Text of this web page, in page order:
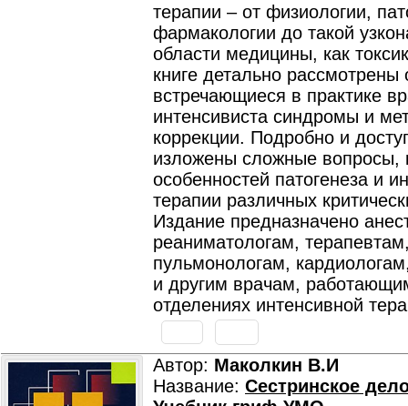
терапии – от физиологии,
фармакологии до такой
области медицины, как
книге детально рассмотрены
встречающиеся в практике
интенсивиста синдромы и
коррекции. Подробно и
изложены сложные вопросы,
особенностей патогенеза и
терапии различных
Издание предназначено
реаниматологам,
пульмонологам,
и другим врачам,
отделениях интенсивной
Автор: Маколкин В.И
Название: Сестринское